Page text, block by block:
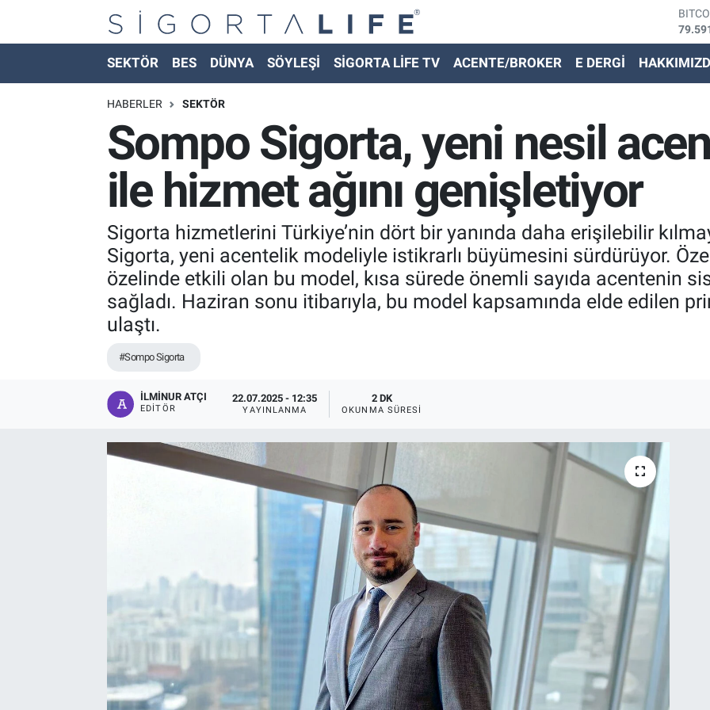
EURO
SEKTÖR BES DÜNYA SÖYLEŞİ SİGORTA LİFE TV ACENTE/BROKER E DERGİ
HABERLER SEKTÖR
Sompo Sigorta, yeni nesil
ile hizmet ağını genişletiyor
Sigorta hizmetlerini Türkiye’nin dört bir yanında daha erişilebilir
Sigorta, yeni acentelik modeliyle istikrarlı büyümesini sürdürüyor.
özelinde etkili olan bu model, kısa sürede önemli sayıda acentenin
sağladı. Haziran sonu itibarıyla, bu model kapsamında elde edilen
ulaştı.
#Sompo Sigorta
İLMINUR ATÇI
EDITÖR
22.07.2025 - 12:35
YAYINLANMA
2 DK
OKUNMA SÜRESI
Nöbetçi Eczaneler
Hava Durumu
Namaz Vakitleri
Trafik Durumu
Süper Lig Puan Durumu ve Fikstür
Tüm Manşetler
Son Dakika Haberleri